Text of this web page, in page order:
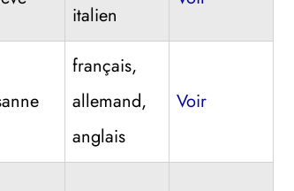
italien
français,
allemand,
anglais
Voir